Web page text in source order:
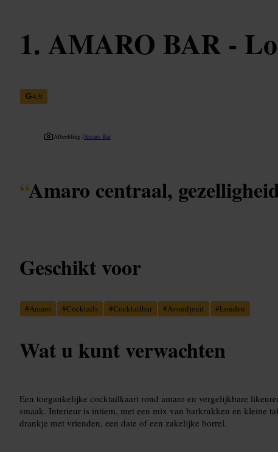
AMARO BAR -
4,9
Afbeelding /Amaro Bar
“Amaro centraal,
Geschikt voor
#Amaro #Cocktails #Cocktailbar #Avondjeuit #Londen
Wat u kunt verwachten
Een toegankelijke cocktailkaart rond amaro en vergelijkbare
smaak. Interieur is intiem, met een mix van barkrukken en kleine
drankje met vrienden, een date of een zakelijke borrel.